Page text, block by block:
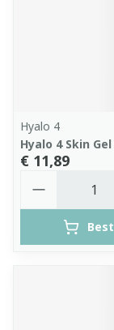
Hyalo 4
Hyalo 4 Skin
€ 11,89